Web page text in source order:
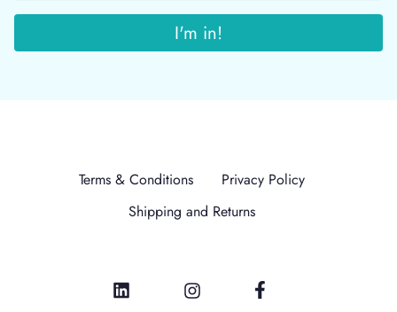
Terms & Conditions
Privacy Policy
Shipping and Returns